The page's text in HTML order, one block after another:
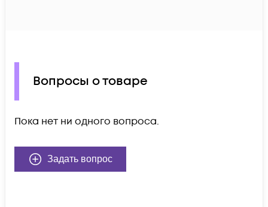
Вопросы о товаре
Пока нет ни одного вопроса.
Задать вопрос